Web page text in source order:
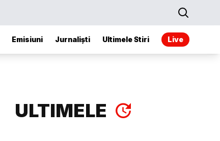
Emisiuni Jurnaliști Ultimele Stiri Live
ULTIMELE